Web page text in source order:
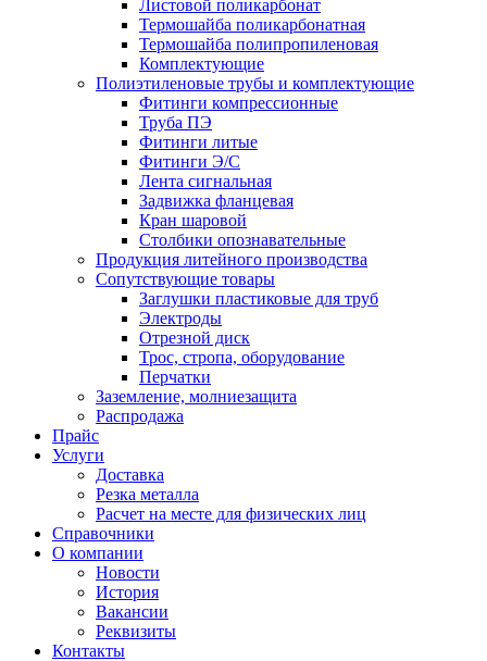
Листовой поликарбонат
Термошайба поликарбонатная
Термошайба полипропиленовая
Комплектующие
Полиэтиленовые трубы и комплектующие
Фитинги компрессионные
Труба ПЭ
Фитинги литые
Фитинги Э/С
Лента сигнальная
Задвижка фланцевая
Кран шаровой
Столбики опознавательные
Продукция литейного производства
Сопутствующие товары
Заглушки пластиковые для труб
Электроды
Отрезной диск
Трос, стропа, оборудование
Перчатки
Заземление, молниезащита
Распродажа
Прайс
Услуги
Доставка
Резка металла
Расчет на месте для физических лиц
Справочники
О компании
Новости
История
Вакансии
Реквизиты
Контакты